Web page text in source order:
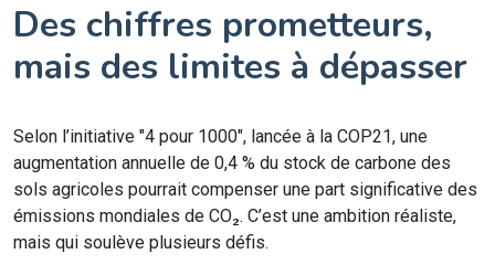
Des chiffres prometteurs,
mais des limites à dépasser
Selon l’initiative "4 pour 1000", lancée à la COP21, une
augmentation annuelle de 0,4 % du stock de carbone des
sols agricoles pourrait compenser une part significative des
émissions mondiales de CO₂. C’est une ambition réaliste,
mais qui soulève plusieurs défis.